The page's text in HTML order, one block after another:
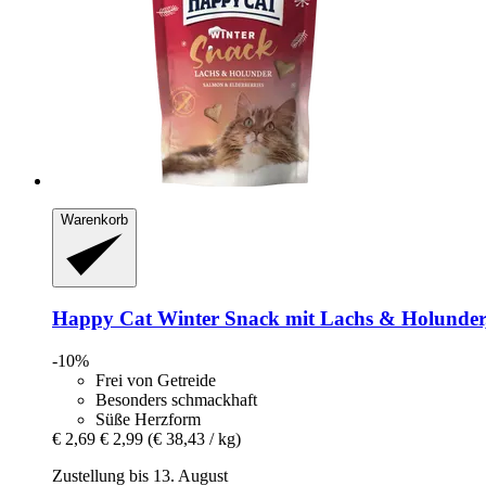
Warenkorb
Happy CatWinter Snack mit Lachs &
-10%
Frei von Getreide
Besonders schmackhaft
Süße Herzform
€ 2,69 € 2,99 (€ 38,43 / kg)
Zustellung bis 13. August